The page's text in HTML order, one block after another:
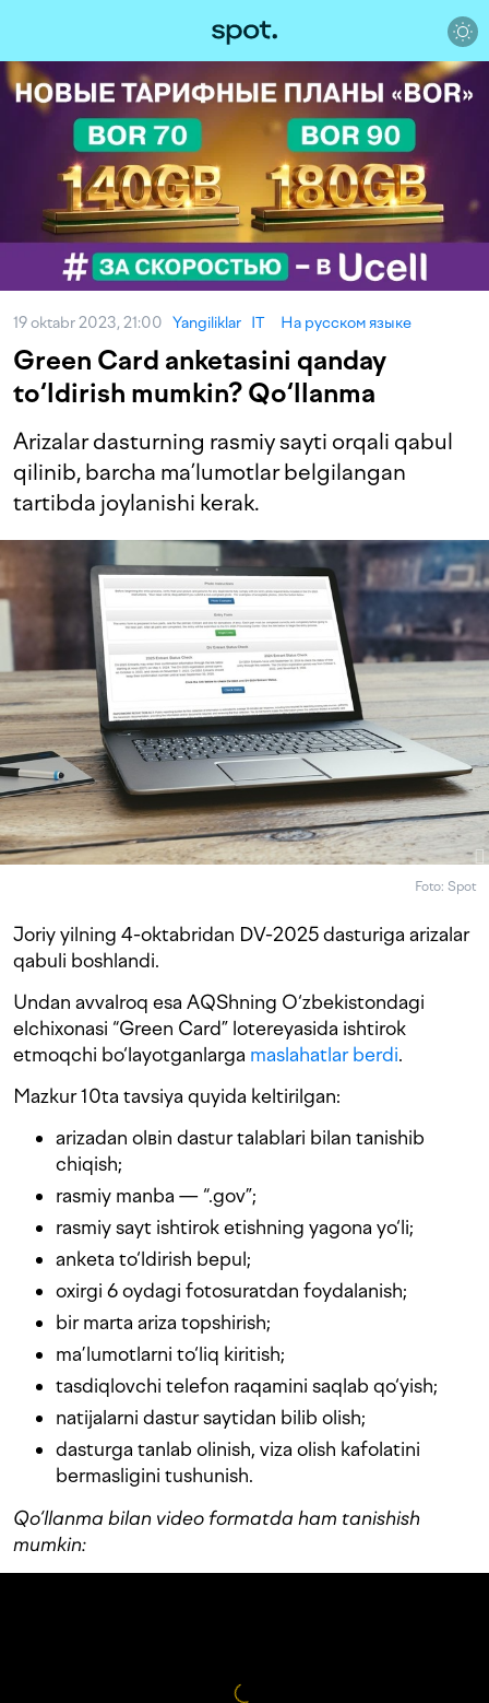
19 oktabr 2023, 21:00 Yangiliklar IT На русском языке
Green Card anketasini qanday
to‘ldirish mumkin? Qo‘llanma
Arizalar dasturning rasmiy sayti orqali qabul
qilinib, barcha ma’lumotlar belgilangan
tartibda joylanishi kerak.
Foto: Spot
Joriy yilning 4-oktabridan DV-2025 dasturiga arizalar
qabuli boshlandi.
Undan avvalroq esa AQShning O‘zbekistondagi
elchixonasi “Green Card” lotereyasida ishtirok
etmoqchi bo‘layotganlarga maslahatlar berdi.
Mazkur 10ta tavsiya quyida keltirilgan:
arizadan olвin dastur talablari bilan tanishib
chiqish;
rasmiy manba — “.gov”;
rasmiy sayt ishtirok etishning yagona yo‘li;
anketa to‘ldirish bepul;
oxirgi 6 oydagi fotosuratdan foydalanish;
bir marta ariza topshirish;
ma’lumotlarni to‘liq kiritish;
tasdiqlovchi telefon raqamini saqlab qo‘yish;
natijalarni dastur saytidan bilib olish;
dasturga tanlab olinish, viza olish kafolatini
bermasligini tushunish.
Qo‘llanma bilan video formatda ham tanishish
mumkin: